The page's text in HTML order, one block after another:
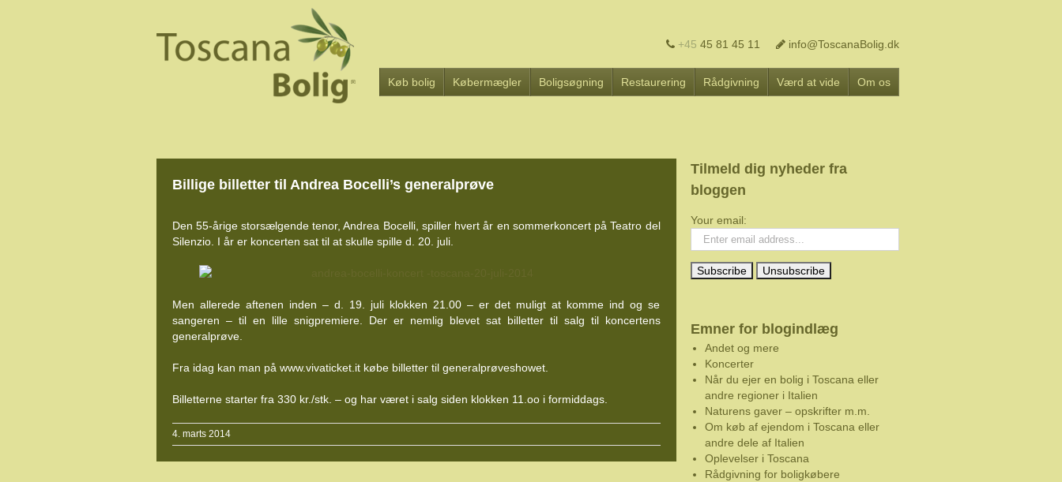
+45 45 81 45 11 info@ToscanaBolig.dk
Køb bolig Købermægler Boligsøgning Restaurering Rådgivning Værd at vide Om os
Billige billetter til Andrea Bocelli’s generalprøve
Den 55-årige storsælgende tenor, Andrea Bocelli, spiller hvert år en sommerkoncert på Teatro del
Silenzio. I år er koncerten sat til at skulle spille d. 20. juli.
Men allerede aftenen inden – d. 19. juli klokken 21.00 – er det muligt at komme ind og se
sangeren – til en lille snigpremiere. Der er nemlig blevet sat billetter til salg til koncertens
generalprøve.
Fra idag kan man på www.vivaticket.it købe billetter til generalprøveshowet.
Billetterne starter fra 330 kr./stk. – og har været i salg siden klokken 11.oo i formiddags.
4. marts 2014
Tilmeld dig nyheder fra
bloggen
Your email:
Emner for blogindlæg
Andet og mere
Koncerter
Når du ejer en bolig i Toscana eller
andre regioner i Italien
Naturens gaver – opskrifter m.m.
Om køb af ejendom i Toscana eller
andre dele af Italien
Oplevelser i Toscana
Rådgivning for boligkøbere